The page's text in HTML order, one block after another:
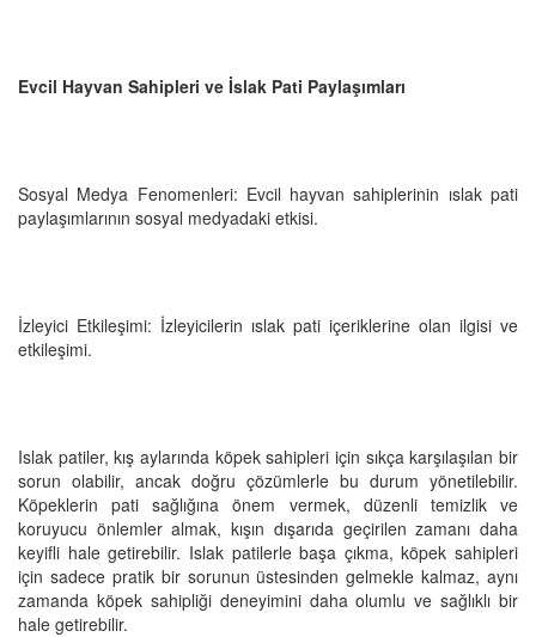
Evcil Hayvan Sahipleri ve İslak Pati Paylaşımları
Sosyal Medya Fenomenleri: Evcil hayvan sahiplerinin ıslak pati
paylaşımlarının sosyal medyadaki etkisi.
İzleyici Etkileşimi: İzleyicilerin ıslak pati içeriklerine olan ilgisi ve
etkileşimi.
Islak patiler, kış aylarında köpek sahipleri için sıkça karşılaşılan bir
sorun olabilir, ancak doğru çözümlerle bu durum yönetilebilir.
Köpeklerin pati sağlığına önem vermek, düzenli temizlik ve
koruyucu önlemler almak, kışın dışarıda geçirilen zamanı daha
keyifli hale getirebilir. Islak patilerle başa çıkma, köpek sahipleri
için sadece pratik bir sorunun üstesinden gelmekle kalmaz, aynı
zamanda köpek sahipliği deneyimini daha olumlu ve sağlıklı bir
hale getirebilir.